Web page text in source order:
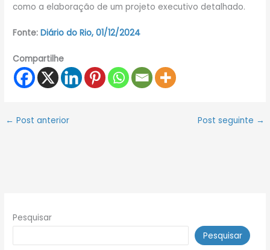
como a elaboração de um projeto executivo detalhado.
Fonte:Diário do Rio, 01/12/2024
Compartilhe
← Post anterior Post seguinte →
Pesquisar
Pesquisar